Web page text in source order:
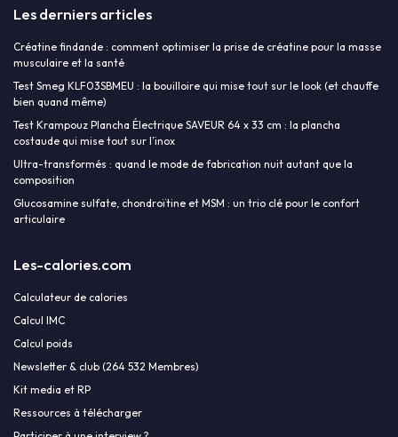
Les derniers articles
Créatine findande : comment optimiser la prise de créatine pour la masse
musculaire et la santé
Test Smeg KLF03SBMEU : la bouilloire qui mise tout sur le look (et chauffe
bien quand même)
Test Krampouz Plancha Électrique SAVEUR 64 x 33 cm : la plancha
costaude qui mise tout sur l’inox
Ultra-transformés : quand le mode de fabrication nuit autant que la
composition
Glucosamine sulfate, chondroïtine et MSM : un trio clé pour le confort
articulaire
Les-calories.com
Calculateur de calories
Calcul IMC
Calcul poids
Newsletter & club (264 532 Membres)
Kit media et RP
Ressources à télécharger